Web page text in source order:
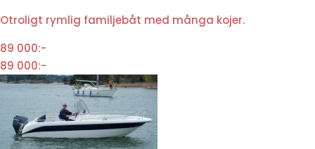
Otroligt rymlig familjebåt med många kojer.
89 000:-
89 000:-